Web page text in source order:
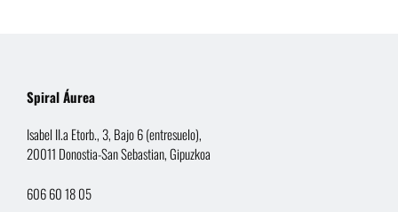
Spiral Áurea
Isabel II.a Etorb., 3, Bajo 6 (entresuelo),
20011 Donostia-San Sebastian, Gipuzkoa
606 60 18 05